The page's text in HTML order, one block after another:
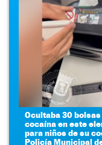
Ocultaba 30 bolsas
cocaína en este
para niños de su
Policía Municipal